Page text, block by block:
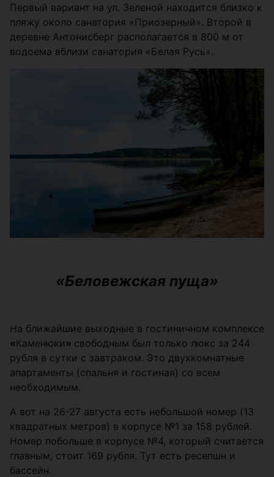
Первый вариант на ул. Зеленой находится близко к
пляжу около санатория «Приозерный». Второй в
деревне Антонисберг располагается в 800 м от
водоема вблизи санатория «Белая Русь».
«Беловежская пуща»
На ближайшие выходные в гостиничном комплексе
«Каменюки» свободным был только люкс за 244
рубля в сутки с завтраком. Это двухкомнатные
апартаменты (спальня и гостиная) со всем
необходимым.
А вот на 26-27 августа есть небольшой номер (13
квадратных метров) в корпусе №1 за 158 рублей.
Номер побольше в корпусе №4, который считается
главным, стоит 169 рубля. Тут есть ресепшн и
бассейн.